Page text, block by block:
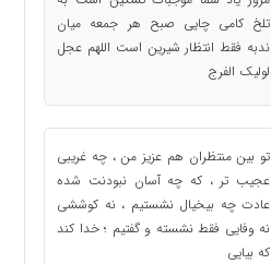
تلخ کامی چایی صبح هر جمعه میان
ندبه فقط انتظار شیرین است اللهم عجل
لولیک الفرج
تو بین منتظران هم عزیز من ، چه غریبی
عجیب تر ، که چه آسان نبودنت شده
عادت چه بیخیال نشستیم ، نه کوششی
نه وفایی فقط نشسته و گفتیم ؛ خدا کند
که بیایی